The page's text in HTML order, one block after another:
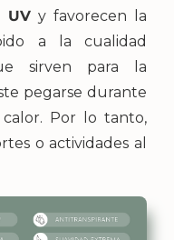
UV y favorecen la
a la cualidad
sirven para la
pegarse durante
Por lo tanto,
o actividades al